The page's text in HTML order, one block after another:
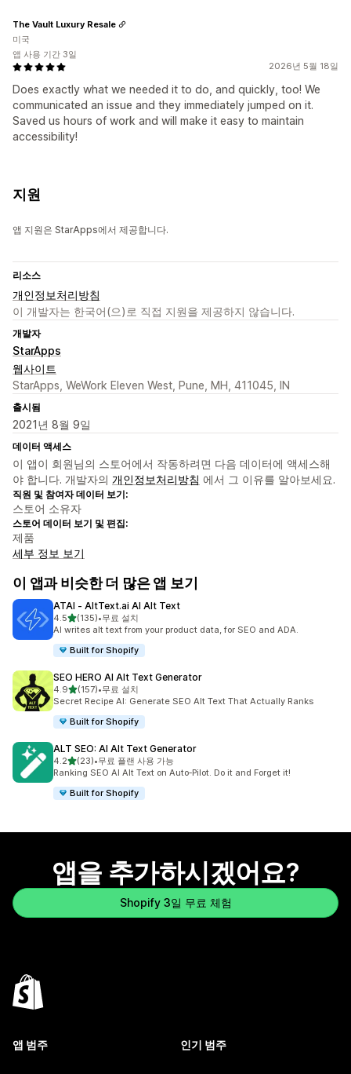
2026년 5월 18일
Does exactly what we needed it to do, and quickly, too! We
communicated an issue and they immediately jumped on it.
Saved us hours of work and will make it easy to maintain
accessibility!
The Vault Luxury Resale
미국
앱 사용 기간 3일
지원
앱 지원은 StarApps에서 제공합니다.
리소스
개인정보처리방침
이 개발자는 한국어(으)로 직접 지원을 제공하지 않습니다.
개발자
StarApps
웹사이트
StarApps, WeWork Eleven West, Pune, MH, 411045, IN
출시됨
2021년 8월 9일
데이터 액세스
이 앱이 회원님의 스토어에서 작동하려면 다음 데이터에 액세스해
야 합니다. 개발자의 개인정보처리방침 에서 그 이유를 알아보세요.
직원 및 참여자 데이터 보기:
스토어 소유자
스토어 데이터 보기 및 편집:
제품
세부 정보 보기
이 앱과 비슷한 더 많은 앱 보기
ATAI ‑ AltText.ai AI Alt Text
4.5별 5개 중
(135)
총 리뷰 135개
•무료 설치
AI writes alt text from your product data, for SEO and ADA.
Built for Shopify
SEO HERO AI Alt Text Generator
4.9별 5개 중
(157)
총 리뷰 157개
•무료 설치
Secret Recipe AI: Generate SEO Alt Text That Actually Ranks
Built for Shopify
ALT SEO: AI Alt Text Generator
4.2별 5개 중
(23)
총 리뷰 23개
•무료 플랜 사용 가능
Ranking SEO AI Alt Text on Auto‑Pilot. Do it and Forget it!
Built for Shopify
앱을 추가하시겠어요?
Shopify 3일 무료 체험
앱 범주 인기 범주